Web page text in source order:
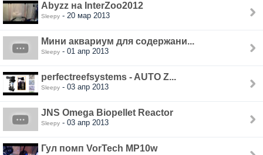
Abyzz на InterZoo2012
Sleepy - 20 мар 2013
Мини аквариум для содержани...
Sleepy - 01 апр 2013
perfectreefsystems - AUTO Z...
Sleepy - 03 апр 2013
JNS Omega Biopellet Reactor
Sleepy - 03 апр 2013
Гул помп VorTech MP10w